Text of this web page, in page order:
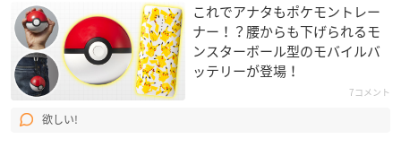
これでアナタもポケモントレー
ナー！？腰からも下げられるモ
ンスターボール型のモバイルバ
ッテリーが登場！
7コメント
欲しい!